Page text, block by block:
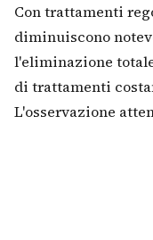
Con trattamenti
diminuiscono
l'eliminazione
di trattamenti
L'osservazione